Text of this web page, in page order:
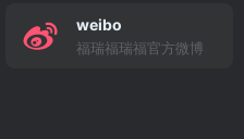
weibo
福瑞福瑞福官方微博